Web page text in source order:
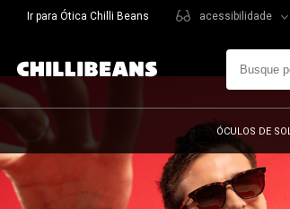
Ir para Ótica Chilli Beans acessibilidade
ÓCULOS DE SOL